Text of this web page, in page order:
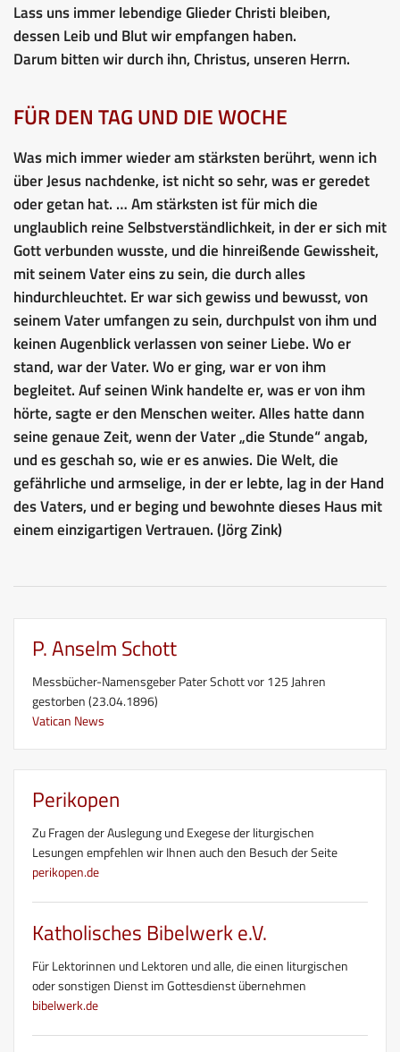
Lass uns immer lebendige Glieder Christi bleiben,
dessen Leib und Blut wir empfangen haben.
Darum bitten wir durch ihn, Christus, unseren Herrn.
FÜR DEN TAG UND DIE WOCHE
Was mich immer wieder am stärksten berührt, wenn ich
über Jesus nachdenke, ist nicht so sehr, was er geredet
oder getan hat. … Am stärksten ist für mich die
unglaublich reine Selbstverständlichkeit, in der er sich mit
Gott verbunden wusste, und die hinreißende Gewissheit,
mit seinem Vater eins zu sein, die durch alles
hindurchleuchtet. Er war sich gewiss und bewusst, von
seinem Vater umfangen zu sein, durchpulst von ihm und
keinen Augenblick verlassen von seiner Liebe. Wo er
stand, war der Vater. Wo er ging, war er von ihm
begleitet. Auf seinen Wink handelte er, was er von ihm
hörte, sagte er den Menschen weiter. Alles hatte dann
seine genaue Zeit, wenn der Vater „die Stunde“ angab,
und es geschah so, wie er es anwies. Die Welt, die
gefährliche und armselige, in der er lebte, lag in der Hand
des Vaters, und er beging und bewohnte dieses Haus mit
einem einzigartigen Vertrauen. (Jörg Zink)
P. Anselm Schott
Messbücher-Namensgeber Pater Schott vor 125 Jahren
gestorben (23.04.1896)
Vatican News
Perikopen
Zu Fragen der Auslegung und Exegese der liturgischen
Lesungen empfehlen wir Ihnen auch den Besuch der Seite
perikopen.de
Katholisches Bibelwerk e.V.
Für Lektorinnen und Lektoren und alle, die einen liturgischen
oder sonstigen Dienst im Gottesdienst übernehmen
bibelwerk.de